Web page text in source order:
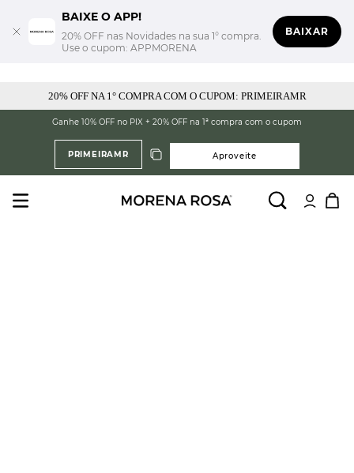
BAIXE O APP!
20% OFF nas Novidades na sua 1° compra.
Use o cupom: APPMORENA
BAIXAR
20% OFF NA 1° COMPRA COM O CUPOM: PRIMEIRAMR
Ganhe 10% OFF no PIX + 20% OFF na 1ª compra com o cupom
PRIMEIRAMR Aproveite